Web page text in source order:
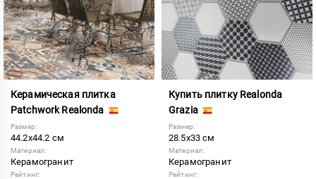
Керамическая плитка
Patchwork Realonda
Размер:
44.2x44.2 см
Материал:
Керамогранит
Рейтинг:
Купить плитку Realonda
Grazia
Размер:
28.5x33 см
Материал:
Керамогранит
Рейтинг: